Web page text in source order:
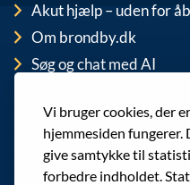
Vi bruger cookies, der
hjemmesiden
give samtykke til
forbedre indholdet.
Akut hjælp – uden for
Om brondby.dk
Søg og chat med AI
EAN-numre
Cookies
Privatlivspolitik (GDPR)